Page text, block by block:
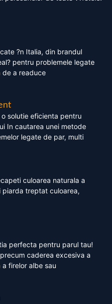
?n Italia, din brandul
pentru problemele legate
de a readuce
solutie eficienta pentru
In cautarea unei metode
legate de par, multi
culoarea naturala a
piarda treptat culoarea,
perfecta pentru parul tau!
caderea excesiva a
firelor albe sau